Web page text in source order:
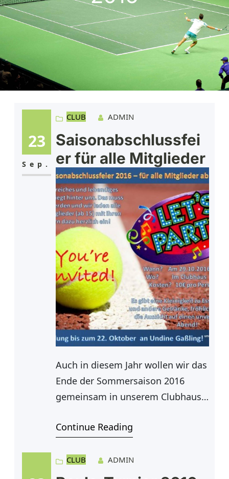
23
Sep.
CLUB ADMIN
Saisonabschlussfei
er für alle Mitglieder
Auch in diesem Jahr wollen wir das
Ende der Sommersaison 2016
gemeinsam in unserem Clubhaus
Mitglieder ab 15 am 29. Oktober
netter Musik, kleinem Imbiss und
kühlen Getränken können die
Continue Reading
CLUB ADMIN